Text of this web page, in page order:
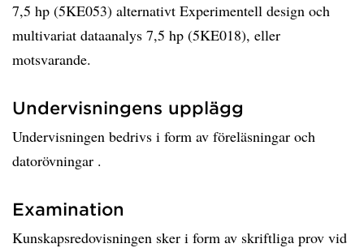
7,5 hp (5KE053) alternativt Experimentell design och
multivariat dataanalys 7,5 hp (5KE018), eller
motsvarande.
Undervisningens upplägg
Undervisningen bedrivs i form av föreläsningar och
datorövningar .
Examination
Kunskapsredovisningen sker i form av skriftliga prov vid